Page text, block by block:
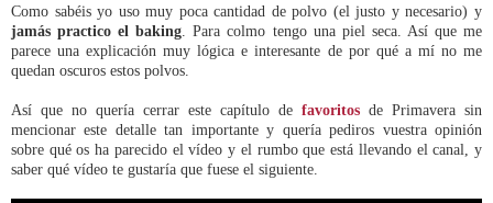
Como sabéis yo uso muy poca cantidad de polvo (el justo y necesario) y
jamás practico el baking . Para colmo tengo una piel seca. Así que me
parece una explicación muy lógica e interesante de por qué a mí no me
quedan oscuros estos polvos.
Así que no quería cerrar este capítulo de favoritos de Primavera sin
mencionar este detalle tan importante y quería pediros vuestra opinión
sobre qué os ha parecido el vídeo y el rumbo que está llevando el canal, y
saber qué vídeo te gustaría que fuese el siguiente.